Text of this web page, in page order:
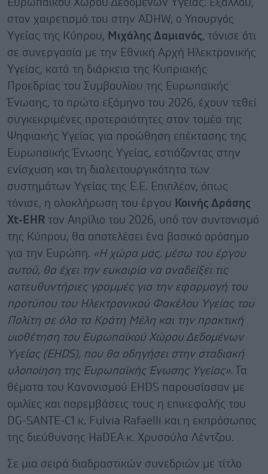
Ευρωπαϊκού Χώρου Δεδομένων Υγείας. Εξάλλου,
στον χαιρετισμό του στην ADHW, ο Υπουργός
Υγείας της Κύπρου, Μιχάλης Δαμιανός, τόνισε ότι
σε συνεργασία με την Εθνική Αρχή Ηλεκτρονικής
Υγείας, κατά τη διάρκεια της Κυπριακής
Προεδρίας του Συμβουλίου της Ευρωπαϊκής
Ένωσης, το πρώτο εξάμηνο του 2026, έχουν τεθεί
συγκεκριμένες προτεραιότητες στον τομέα της
Ψηφιακής Υγείας για προώθηση επέκτασης της
Ευρωπαϊκής Ένωσης Υγείας, εστιάζοντας στην
ενίσχυση και τη διαλειτουργικότητα των
συστημάτων Υγείας της Ε.Ε. Επιπλέον, όπως
τόνισε, η ολοκλήρωση του έργου Κοινής Δράσης
Xt-EHR τον Απρίλιο του 2026, υπό τον συντονισμό
της Κύπρου, θα αποτελέσει ένα βασικό ορόσημο
για την Ευρώπη. «Η χώρα μας, μέσω του έργου
αυτού, θα έχει την ευκαιρία να αναδείξει τις
κατευθυντήριες γραμμές για την εφαρμογή του
προτύπου του Ηλεκτρονικού Φακέλου Υγείας του
Πολίτη σε όλα τα Κράτη Μέλη και την πρακτική
υιοθέτηση του Ευρωπαϊκού Χώρου Δεδομένων
Υγείας (EHDS), που θα οδηγήσει στην σταδιακή
υλοποίηση της Ευρωπαϊκής Ένωσης Υγείας». Τα
θέματα του Κανονισμού EHDS παρουσίασαν με
ομιλίες και παρεμβάσεις τους η επικεφαλής του
DG-SANTE-C1 κ. Fulvia Rafaelli και η εκπρόσωπος
της διεύθυνσης HaDEA κ. Χρυσούλα Λέντζου.
Σε μια σειρά διαδραστικών συνεδριών με τίτλο